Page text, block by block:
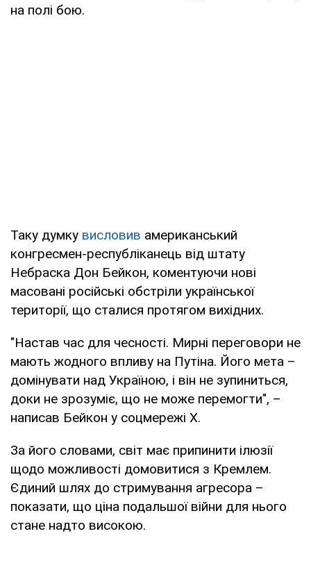
на полі бою.
Таку думку висловив американський
конгресмен-республіканець від штату
Небраска Дон Бейкон, коментуючи нові
масовані російські обстріли української
території, що сталися протягом вихідних.
"Настав час для чесності. Мирні переговори не
мають жодного впливу на Путіна. Його мета –
домінувати над Україною, і він не зупиниться,
доки не зрозуміє, що не може перемогти", –
написав Бейкон у соцмережі X.
За його словами, світ має припинити ілюзії
щодо можливості домовитися з Кремлем.
Єдиний шлях до стримування агресора –
показати, що ціна подальшої війни для нього
стане надто високою.